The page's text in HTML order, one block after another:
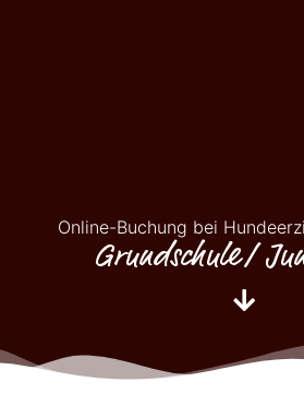
Online-Buchung bei
Grundschule/